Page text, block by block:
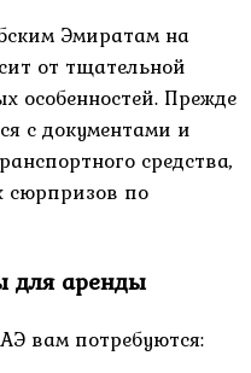
Эмиратам на
от тщательной
особенностей. Прежде
с документами и
средства,
сюрпризов по
для аренды
вам потребуются: